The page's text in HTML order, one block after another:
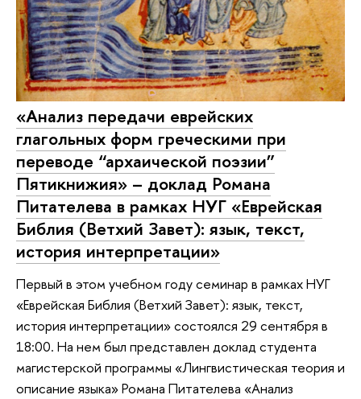
«Анализ передачи еврейских
глагольных форм греческими при
переводе “архаической поэзии”
Пятикнижия» – доклад Романа
Питателева в рамках НУГ «Еврейская
Библия (Ветхий Завет): язык, текст,
история интерпретации»
Первый в этом учебном году семинар в рамках НУГ
«Еврейская Библия (Ветхий Завет): язык, текст,
история интерпретации» состоялся 29 сентября в
18:00. На нем был представлен доклад студента
магистерской программы «Лингвистическая теория и
описание языка» Романа Питателева «Анализ